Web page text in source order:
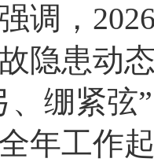
调，
隐患动
、绷紧
年工作